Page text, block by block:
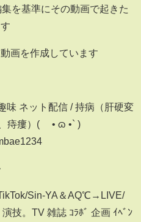
を基準にその動画で起きた
画を作成しています
味 ネット配信 / 持病（肝硬変
痔瘻）( ´• ɷ •` )
Sin-YA＆AQ℃→LIVE/
技。TV 雑誌 ｺﾗﾎﾞ 企画 ｲﾍﾞﾝ